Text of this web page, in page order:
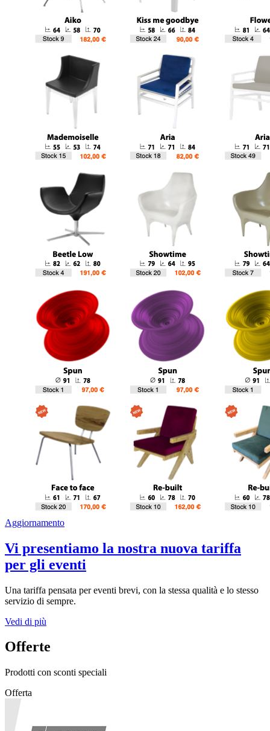
Aggiornamento
Vi presentiamo la nostra nuova tariffa
per gli eventi
Una tariffa pensata per eventi brevi, con la stessa qualità e lo stesso
servizio di sempre.
Vedi di più
Offerte
Prodotti con sconti speciali
Offerta